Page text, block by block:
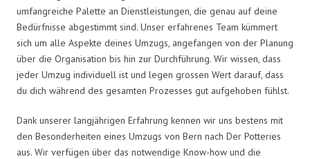
umfangreiche Palette an Dienstleistungen, die genau auf deine
Bedürfnisse abgestimmt sind. Unser erfahrenes Team kümmert
sich um alle Aspekte deines Umzugs, angefangen von der Planung
über die Organisation bis hin zur Durchführung. Wir wissen, dass
jeder Umzug individuell ist und legen grossen Wert darauf, dass
du dich während des gesamten Prozesses gut aufgehoben fühlst.
Dank unserer langjährigen Erfahrung kennen wir uns bestens mit
den Besonderheiten eines Umzugs von Bern nach Der Potteries
aus. Wir verfügen über das notwendige Know-how und die